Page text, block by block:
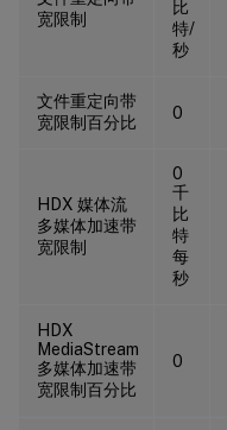
宽限制
比
特/
秒
文件重定向带
宽限制百分比
0
HDX 媒体流
多媒体加速带
宽限制
0
千
比
特
每
秒
HDX
MediaStream
多媒体加速带
宽限制百分比
0